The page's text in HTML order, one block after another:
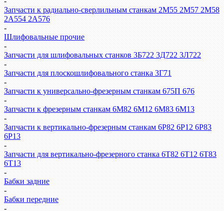
Запчасти к радиально-сверлильным станкам 2М55 2М57 2М58
2А554 2А576
-
Шлифовальные прочие
-
Запчасти для шлифовальных станков 3Б722 3Д722 3Л722
-
Запчасти для плоскошлифовального станка 3Г71
-
Запчасти к универсально-фрезерным станкам 675П 676
-
Запчасти к фрезерным станкам 6М82 6М12 6М83 6М13
-
Запчасти к вертикально-фрезерным станкам 6Р82 6Р12 6Р83
6Р13
-
Запчасти для вертикально-фрезерного станка 6Т82 6Т12 6Т83
6Т13
-
Бабки задние
-
Бабки передние
-